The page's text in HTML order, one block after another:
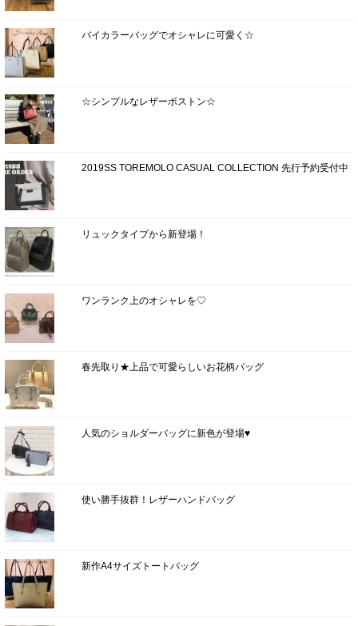
バイカラーバッグでオシャレに可愛く☆
☆シンプルなレザーボストン☆
2019SS TOREMOLO CASUAL COLLECTION 先行予約受付中
リュックタイプから新登場！
ワンランク上のオシャレを♡
春先取り★上品で可愛らしいお花柄バッグ
人気のショルダーバッグに新色が登場♥
使い勝手抜群！レザーハンドバッグ
新作A4サイズトートバッグ